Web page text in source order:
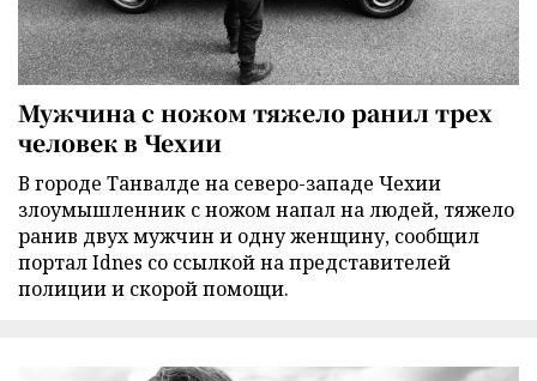
Мужчина с ножом тяжело ранил трех
человек в Чехии
В городе Танвалде на северо-западе Чехии
злоумышленник с ножом напал на людей, тяжело
ранив двух мужчин и одну женщину, сообщил
портал Idnes со ссылкой на представителей
полиции и скорой помощи.